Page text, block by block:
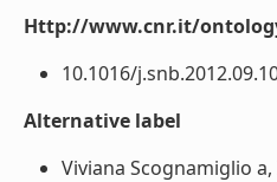
Http://www.cnr.it/
10.1016/
Alternative label
Viviana Scognamiglio